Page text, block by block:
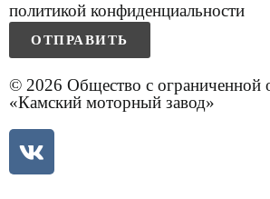
политикой конфиденциальности
ОТПРАВИТЬ
© 2026 Общество с ограниченной
«Камский моторный завод»